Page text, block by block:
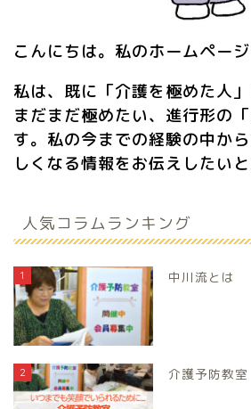
こんにちは。私のホームペー
私は、既に「介護を極めた人
まだまだ極めたい、進行形の
す。私の今までの経験の中か
しくなる情報をお伝えしたいと
人気コラムランキング
1 中川流とは
2 介護予防教室